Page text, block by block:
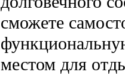
сможете
местом для